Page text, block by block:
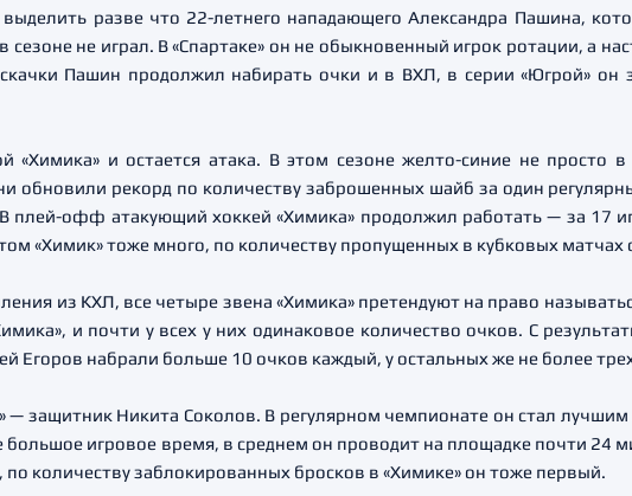
разве что 22-летнего нападающего Александра Пашина,
сезоне не играл. В «Спартаке» он не обыкновенный игрок ротации, а
Пашин продолжил набирать очки и в ВХЛ, в серии «Югрой» он
«Химика» и остается атака. В этом сезоне желто-синие не просто
обновили рекорд по количеству заброшенных шайб за один
В плей-офф атакующий хоккей «Химика» продолжил работать — за 17
«Химик» тоже много, по количеству пропущенных в кубковых матчах
из КХЛ, все четыре звена «Химика» претендуют на право
и почти у всех у них одинаковое количество очков. С
Егоров набрали больше 10 очков каждый, у остальных же не более
— защитник Никита Соколов. В регулярном чемпионате он стал
игровое время, в среднем он проводит на площадке почти 24
количеству заблокированных бросков в «Химике» он тоже первый.